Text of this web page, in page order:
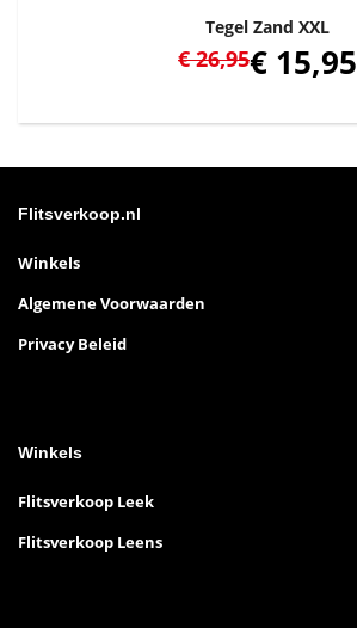
Tegel Zand XXL
€26,95€ 15,95
Flitsverkoop.nl
Winkels
Algemene Voorwaarden
Privacy Beleid
Winkels
Flitsverkoop Leek
Flitsverkoop Leens